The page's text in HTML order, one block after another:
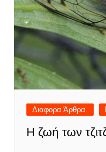
Διαφορα Άρθρα.
Η ζωή των